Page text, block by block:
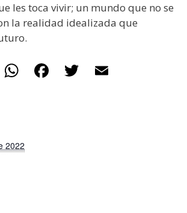
les toca vivir; un mundo que no se
la realidad idealizada que
W
A
2022